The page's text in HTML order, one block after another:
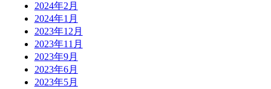
2024年2月
2024年1月
2023年12月
2023年11月
2023年9月
2023年6月
2023年5月